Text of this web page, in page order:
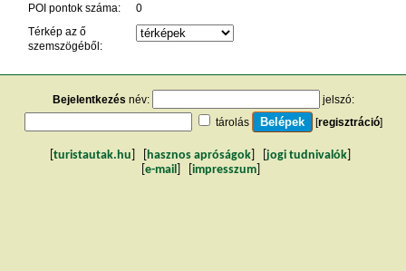
POI pontok száma:
0
Térkép az ő
szemszögéből:
Bejelentkezés név:
jelszó:
tárolás
[regisztráció]
turistautak.hu hasznos apróságok jogi tudnivalók
e-mail impresszum]